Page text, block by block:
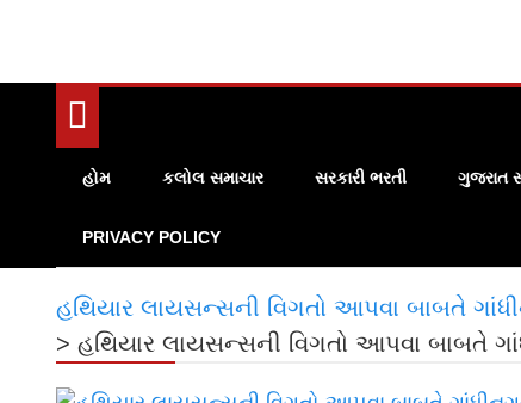
હોમ કલોલ સમાચાર સરકારી ભરતી ગુજરાત
PRIVACY POLICY
હથિયાર લાયસન્સની વિગતો આપવા બાબતે
> હથિયાર લાયસન્સની વિગતો આપવા બાબતે